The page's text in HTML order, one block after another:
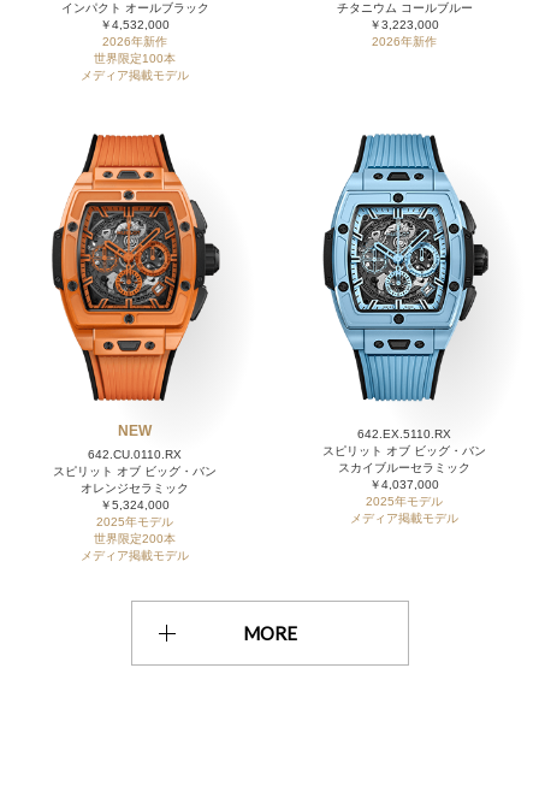
インパクト オールブラック
￥4,532,000
2026年新作
世界限定100本
メディア掲載モデル
チタニウム コールブルー
￥3,223,000
2026年新作
NEW
642.CU.0110.RX
スピリット オブ ビッグ・バン
オレンジセラミック
￥5,324,000
2025年モデル
世界限定200本
メディア掲載モデル
642.EX.5110.RX
スピリット オブ ビッグ・バン
スカイブルーセラミック
￥4,037,000
2025年モデル
メディア掲載モデル
MORE